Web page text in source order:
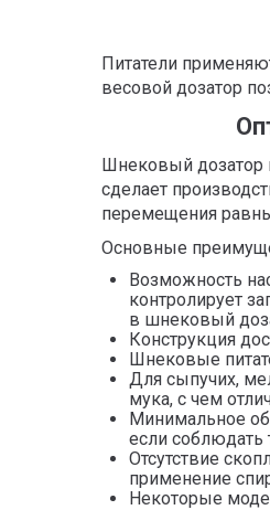
Питатели
весовой дозатор
Шнековый дозатор
сделает
перемещения
Основные
Возможность
контролирует
в шнековый
Конструкция
Шнековые
Для сыпучих,
мука, с чем
Минимальное
если соблюдать
Отсутствие
применение
Некоторые